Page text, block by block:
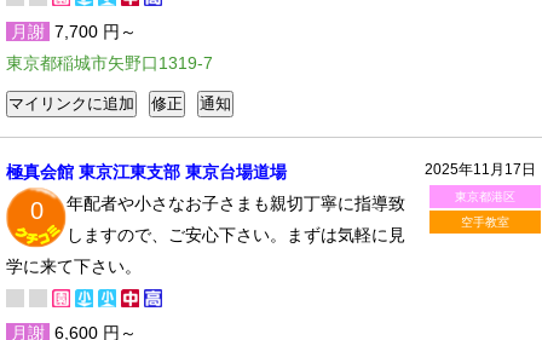
月謝 7,700 円～
東京都稲城市矢野口1319-7
2025年11月17日
東京都港区
空手教室
極真会館 東京江東支部 東京台場道場
0
年配者や小さなお子さまも親切丁寧に指導致
しますので、ご安心下さい。まずは気軽に見
学に来て下さい。
月謝 6,600 円～